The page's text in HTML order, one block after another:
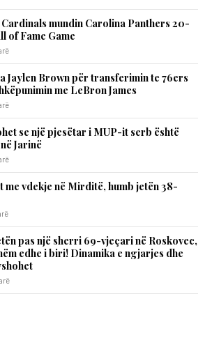
mundin Carolina Panthers 20-
of Fame Game
Jaylen Brown për transferimin te 76ers
me LeBron James
se një pjesëtar i MUP-it serb është
Jarinë
me vdekje në Mirditë, humb jetën 38-
pas një sherri 69-vjeçari në Roskovec,
edhe i biri! Dinamika e ngjarjes dhe